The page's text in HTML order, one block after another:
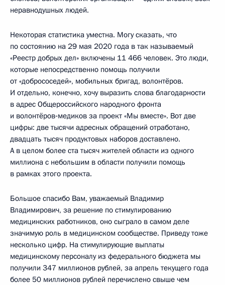
неравнодушных людей.
Некоторая статистика уместна. Могу сказать, что
по состоянию на 29 мая 2020 года в так называемый
«Реестр добрых дел» включены 11 466 человек. Это люди,
которые непосредственно помощь получили
от «добрососедей», мобильных бригад, волонтёров.
И отдельно, конечно, хочу выразить слова благодарности
в адрес Общероссийского народного фронта
и волонтёров‑медиков за проект «Мы вместе». Вот две
цифры: две тысячи адресных обращений отработано,
двадцать тысяч продуктовых наборов доставлено.
А в целом более ста тысяч жителей области из одного
миллиона с небольшим в области получили помощь
в рамках этого проекта.
Большое спасибо Вам, уважаемый Владимир
Владимирович, за решение по стимулированию
медицинских работников, оно сыграло в самом деле
значимую роль в медицинском сообществе. Приведу тоже
несколько цифр. На стимулирующие выплаты
медицинскому персоналу из федерального бюджета мы
получили 347 миллионов рублей, за апрель текущего года
более 50 миллионов рублей перечислено свыше чем